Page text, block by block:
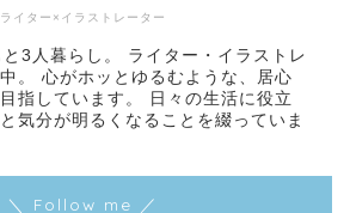
ライター×イラストレーター
3人暮らし。 ライター・イラストレ
。 心がホッとゆるむような、居心
指しています。 日々の生活に役立
気分が明るくなることを綴っていま
＼ Follow me ／